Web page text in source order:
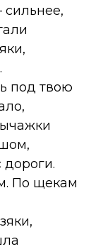
сильнее,
под твою
дороги.
По щекам